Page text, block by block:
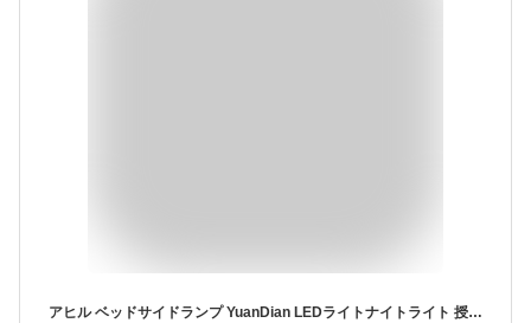
アヒル ベッドサイドランプ YuanDian LEDライトナイトライト 授乳ライト タイマ設定 かわいい 調光 プニプニ テーブルランプ 夜間ライト プレゼント 枕元 USB 充電 安全ABS+シリコン製 間接照明 電球色 出産祝い